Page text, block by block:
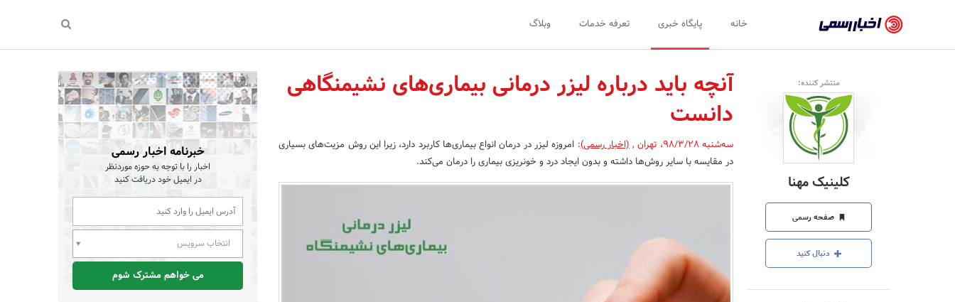
رسمی
-
اخبار
تایید
شده
شرکت‌ها،
سازمان‌ها
و
روابط
عمومی‌ها
خانه پایگاه خبری تعرفه خدمات وبلاگ
منتشر کننده:
کلینیک مهنا
صفحه رسمی
دنبال کنید
آنچه باید درباره لیزر درمانی بیماری‌های نشیمنگاهی
دانست
سه‌شنبه 98/3/28 ، تهران ,(اخبار رسمی): امروزه لیزر در درمان انواع بیماری‌ها کاربرد دارد، زیرا این روش مزیت‌های بسیاری
در مقایسه با سایر روش‌ها داشته و بدون ایجاد درد و خونریزی بیماری را درمان می‌کند.
خبرنامه اخبار رسمی
اخبار را با توجه به حوزه موردنظر
در ایمیل خود دریافت کنید
انتخاب سرویس
می خواهم مشترک شوم